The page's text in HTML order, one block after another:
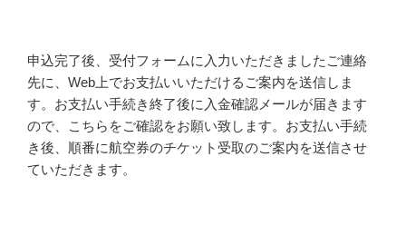
申込完了後、受付フォームに入力いただきましたご連絡
先に、Web上でお支払いいただけるご案内を送信しま
す。お支払い手続き終了後に入金確認メールが届きます
ので、こちらをご確認をお願い致します。お支払い手続
き後、順番に航空券のチケット受取のご案内を送信させ
ていただきます。